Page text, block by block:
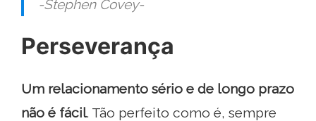
-Stephen Covey-
Perseverança
Um relacionamento sério e de longo prazo
não é fácil. Tão perfeito como é, sempre